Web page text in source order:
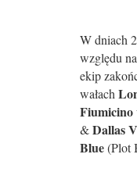
W dniach
względu
ekip
wałach
Fiumicino
&Dallas
Blue(Plot